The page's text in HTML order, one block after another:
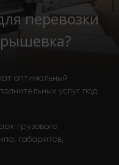
перевозки
оптимальный
услуг под
грузового
габаритов,